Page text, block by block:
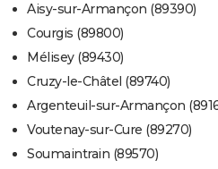
Aisy-sur-Armançon (89390)
Courgis (89800)
Mélisey (89430)
Cruzy-le-Châtel (89740)
Argenteuil-sur-Armançon
Voutenay-sur-Cure (89270)
Soumaintrain (89570)